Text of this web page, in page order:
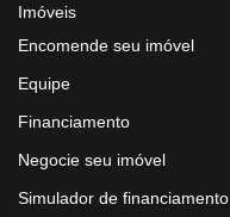
Imóveis
Encomende seu imóvel
Equipe
Financiamento
Negocie seu imóvel
Simulador de financiamento